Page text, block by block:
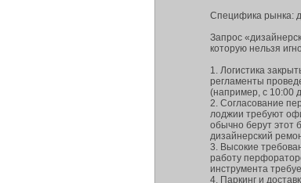
Специфика рынка:
Запрос
которую нельзя
1. Логистика
регламенты
(например, с 10:00
2. Согласование
лоджии требуют
обычно берут этот
дизайнерский
3. Высокие
работу
инструмента
4. Паркинг и